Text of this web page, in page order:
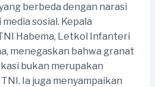
berbeda dengan narasi
sosial. Kepala
Habema, Letkol Infanteri
menegaskan bahwa granat
bukan merupakan
Ia juga menyampaikan